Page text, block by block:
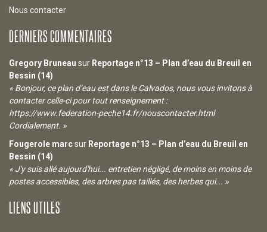
Nous contacter
DERNIERS COMMENTAIRES
Gregory Bruneau sur Reportage n°13 – Plan d’eau du Breuil en
Bessin (14)
« Bonjour, ce plan d’eau est dans le Calvados, nous vous invitons à
contacter celle-ci pour tout renseignement :
https://www.federation-peche14.fr/nouscontacter.html
Cordialement. »
Fougerole marcsur Reportage n°13 – Plan d’eau du Breuil en
Bessin (14)
« J'y suis allé aujourd'hui... entretien négligé, de moins en moins de
postes accessibles, des arbres pas taillés, des herbes qui... »
LIENS UTILES